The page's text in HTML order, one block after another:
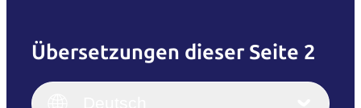
Übersetzungen dieser Seite 2
Italiano